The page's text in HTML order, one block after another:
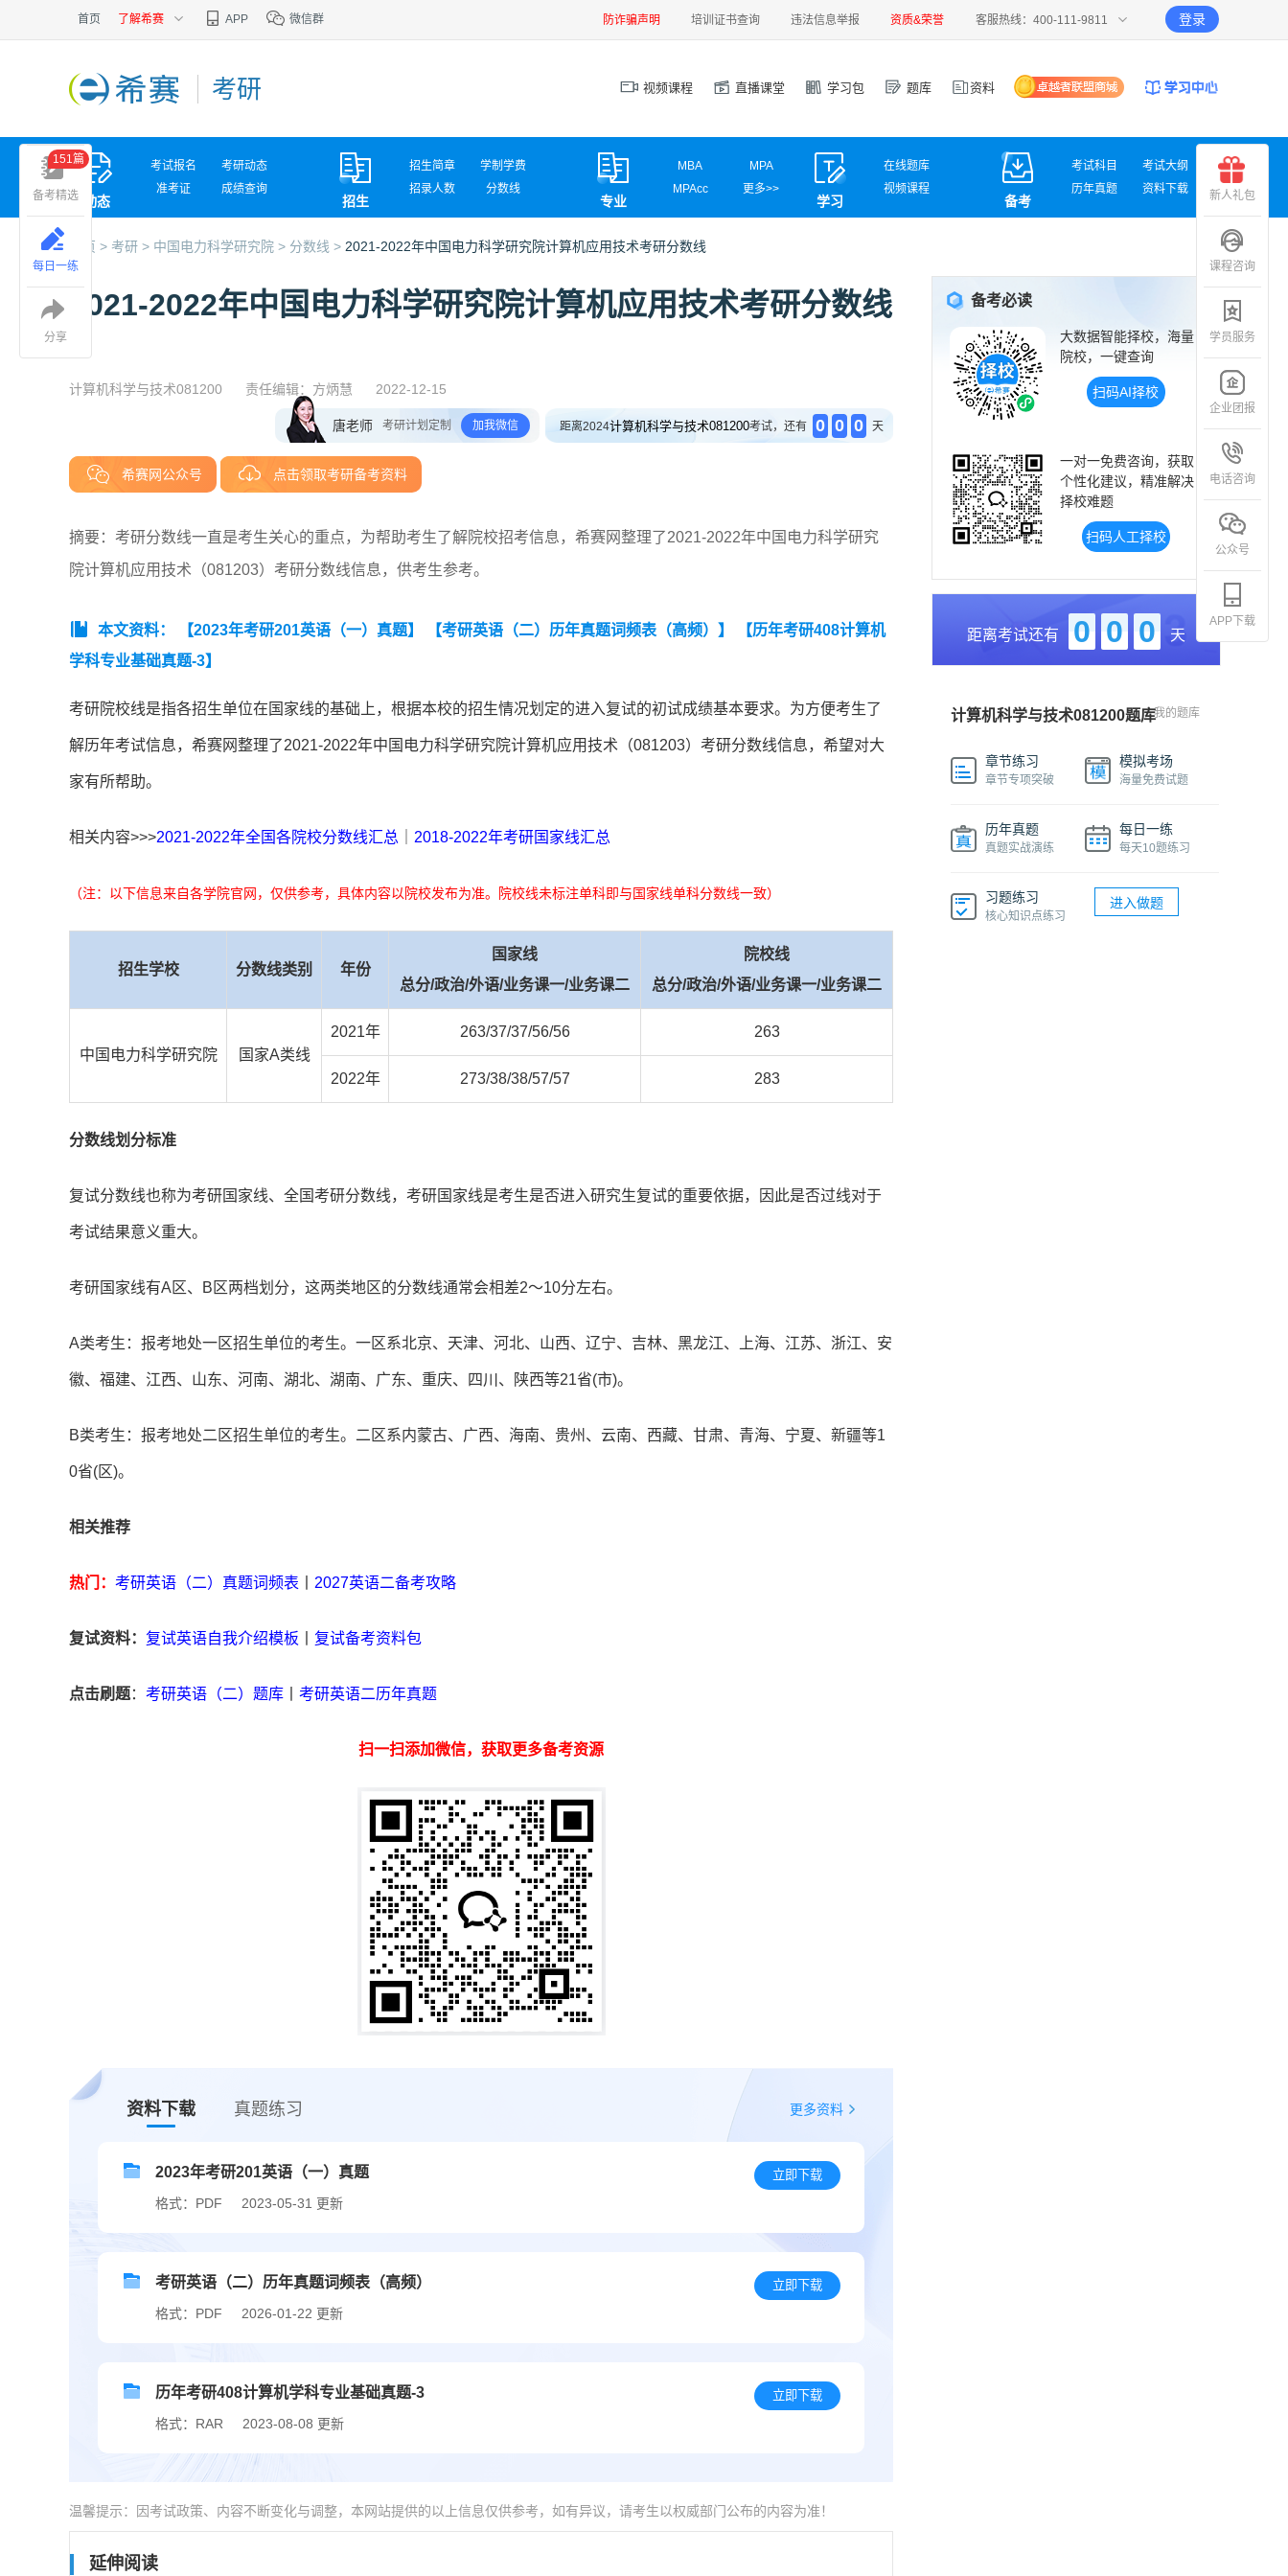
首页 了解希赛 APP 微信群 防诈骗声明 培训证书查询 违法信息举报 资质&荣誉 客服热线：400-111-9811 登录
考研 视频课程 直播课堂 学习包 题库 资料
动态
考试报名
考研动态
准考证
成绩查询
招生
招生简章
学制学费
招录人数
分数线
专业
MBA
MPA
MPAcc
更多>>
新闻传播
国际商务
学习
在线题库
视频课程
备考
考试科目
考试大纲
历年真题
资料下载
首页 > 考研 > 中国电力科学研究院 > 分数线 > 2021-2022年中国电力科学研究院计算机应用技术考研分数线
2021-2022年中国电力科学研究院计算机应用技术考研分数线
计算机科学与技术081200 责任编辑：方炳慧 2022-12-15
唐老师 考研计划定制 加我微信 距离2024计算机科学与技术081200考试，还有 0 0 0 天
希赛网公众号 点击领取考研备考资料
摘要：考研分数线一直是考生关心的重点，为帮助考生了解院校招考信息，希赛网整理了2021-2022年中国电力科学研究
院计算机应用技术（081203）考研分数线信息，供考生参考。
本文资料： 【2023年考研201英语（一）真题】 【考研英语（二）历年真题词频表（高频）】
【历年考研408计算机
学科专业基础真题-3】
考研院校线是指各招生单位在国家线的基础上，根据本校的招生情况划定的进入复试的初试成绩基本要求。为方便考生了
解历年考试信息，希赛网整理了2021-2022年中国电力科学研究院计算机应用技术（081203）考研分数线信息，希望对大
家有所帮助。
相关内容>>>2021-2022年全国各院校分数线汇总 2018-2022年考研国家线汇总
（注：以下信息来自各学院官网，仅供参考，具体内容以院校发布为准。院校线未标注单科即与国家线单科分数线一致）
招生学校 分数线类别 年份
国家线
总分/政治/外语/业务课一/业务课二
院校线
总分/政治/外语/业务课一/业务课二
中国电力科学研究院 国家A类线
2021年 263/37/37/56/56 263
2022年 273/38/38/57/57 283
分数线划分标准
复试分数线也称为考研国家线、全国考研分数线，考研国家线是考生是否进入研究生复试的重要依据，因此是否过线对于
考试结果意义重大。
考研国家线有A区、B区两档划分，这两类地区的分数线通常会相差2～10分左右。
A类考生：报考地处一区招生单位的考生。一区系北京、天津、河北、山西、辽宁、吉林、黑龙江、上海、江苏、浙江、安
徽、福建、江西、山东、河南、湖北、湖南、广东、重庆、四川、陕西等21省(市)。
B类考生：报考地处二区招生单位的考生。二区系内蒙古、广西、海南、贵州、云南、西藏、甘肃、青海、宁夏、新疆等1
0省(区)。
相关推荐
热门： 考研英语（二）真题词频表 2027英语二备考攻略
复试资料： 复试英语自我介绍模板 复试备考资料包
点击刷题： 考研英语（二）题库 考研英语二历年真题
扫一扫添加微信，获取更多备考资源
资料下载 真题练习 更多资料
2023年考研201英语（一）真题
格式：PDF 2023-05-31 更新
立即下载
考研英语（二）历年真题词频表（高频）
格式：PDF 2026-01-22 更新
立即下载
历年考研408计算机学科专业基础真题-3
格式：RAR 2023-08-08 更新
立即下载
温馨提示：因考试政策、内容不断变化与调整，本网站提供的以上信息仅供参考，如有异议，请考生以权威部门公布的内容为准！
延伸阅读
备考必读
大数据智能择校，海量
院校，一键查询
扫码AI择校
一对一免费咨询，获取
个性化建议，精准解决
择校难题
扫码人工择校
距离考试还有 0 0 0 天
计算机科学与技术081200题库我的题库
章节练习
章节专项突破
模拟考场
海量免费试题
历年真题
真题实战演练
每日一练
每天10题练习
习题练习
核心知识点练习
进入做题
备考精选
151篇
每日一练
分享
新人礼包
课程咨询
学员服务
企业团报
电话咨询
公众号
APP下载